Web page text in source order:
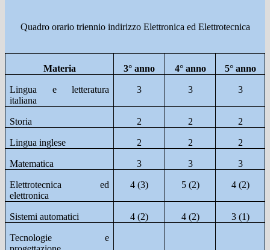
Quadro orario triennio indirizzo Elettronica ed Elettrotecnica
Materia 3° anno 4° anno 5° anno
Lingua e letteratura
italiana
3 3 3
Storia 2 2 2
Lingua inglese 2 2 2
Matematica 3 3 3
Elettrotecnica ed
elettronica
4 (3) 5 (2) 4 (2)
Sistemi automatici 4 (2) 4 (2) 3 (1)
Tecnologie e